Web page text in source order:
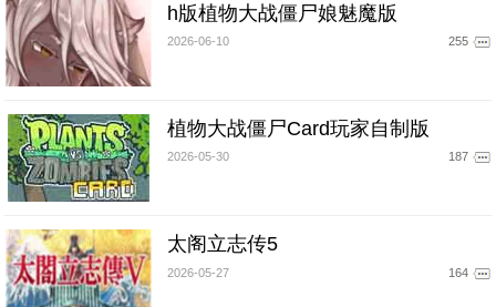
h版植物大战僵尸娘魅魔版
2026-06-10 255
植物大战僵尸Card玩家自制版
2026-05-30 187
太阁立志传5
2026-05-27 164